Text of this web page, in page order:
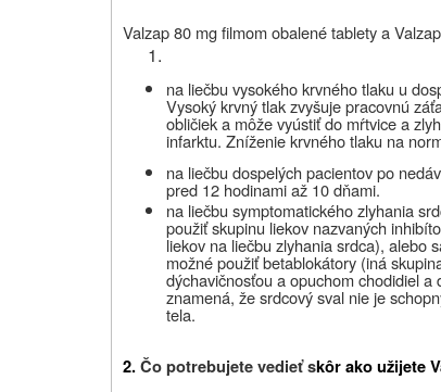
Valzap 80 mg filmom obalené tablety a
na liečbu vysokého krvného tlaku u
Vysoký krvný tlak zvyšuje pracovnú
obličiek a môže vyústiť do mŕtvice a
infarktu. Zníženie krvného tlaku na
na liečbu dospelých pacientov po
pred 12 hodinami až 10 dňami.
na liečbu symptomatického zlyhania
použiť skupinu liekov nazvaných
liekov na liečbu zlyhania srdca), alebo
možné použiť betablokátory (iná
dýchavičnosťou a opuchom chodidiel
znamená, že srdcový sval nie je
tela.
2.Čo potrebujete vedieť skôr ako užijete